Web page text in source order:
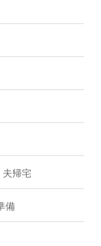
帰宅
備